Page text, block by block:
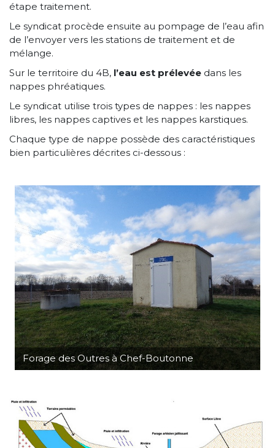
étape traitement.
Le syndicat procède ensuite au pompage de l’eau afin
de l’envoyer vers les stations de traitement et de
mélange.
Sur le territoire du 4B, l’eau est prélevée dans les
nappes phréatiques.
Le syndicat utilise trois types de nappes : les nappes
libres, les nappes captives et les nappes karstiques.
Chaque type de nappe possède des caractéristiques
bien particulières décrites ci-dessous :
Forage des Outres à Chef-Boutonne